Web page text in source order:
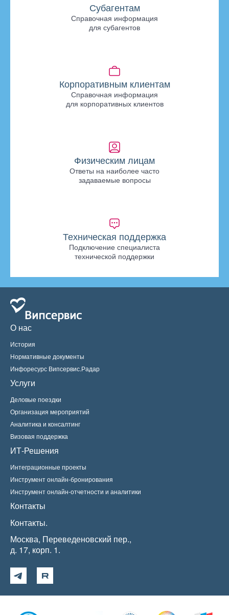
Субагентам
Справочная информация
для субагентов
Корпоративным клиентам
Справочная информация
для корпоративных клиентов
Физическим лицам
Ответы на наиболее часто
задаваемые вопросы
Техническая поддержка
Подключение специалиста
технической поддержки
О нас
История
Нормативные документы
Инфоресурс Випсервис.Радар
Услуги
Деловые поездки
Организация мероприятий
Аналитика и консалтинг
Визовая поддержка
ИТ-Решения
Интеграционные проекты
Инструмент онлайн-бронирования
Инструмент онлайн-отчетности и аналитики
Контакты
Контакты.
Москва, Переведеновский пер.,
д. 17, корп. 1.